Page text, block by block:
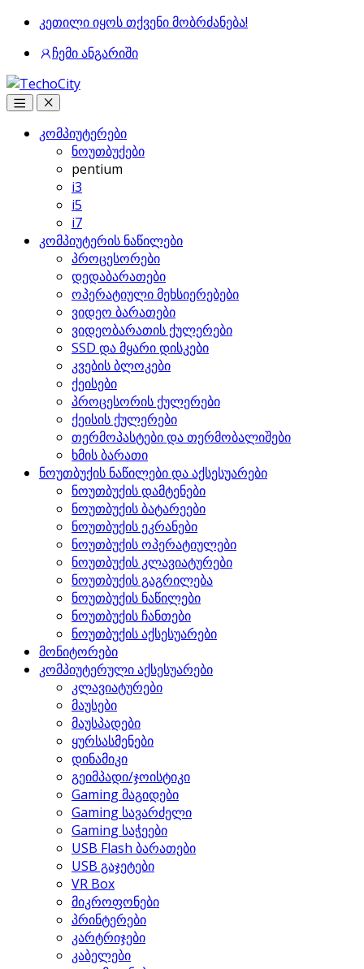
Skip
navigation
Skip
content
კეთილი იყოს თქვენი მობრძანება!
ჩემი ანგარიში
Open Close
კომპიუტერები
ნოუთბუქები
pentium
i3
i5
i7
კომპიუტერის ნაწილები
პროცესორები
დედაბარათები
ოპერატიული მეხსიერებები
ვიდეო ბარათები
ვიდეობარათის ქულერები
SSD და მყარი დისკები
კვების ბლოკები
ქეისები
პროცესორის ქულერები
ქეისის ქულერები
თერმოპასტები და თერმობალიშები
ხმის ბარათი
ნოუთბუქის ნაწილები და აქსესუარები
ნოუთბუქის დამტენები
ნოუთბუქის ბატარეები
ნოუთბუქის ეკრანები
ნოუთბუქის ოპერატიულები
ნოუთბუქის კლავიატურები
ნოუთბუქის გაგრილება
ნოუთბუქის ნაწილები
ნოუთბუქის ჩანთები
ნოუთბუქის აქსესუარები
მონიტორები
კომპიუტერული აქსესუარები
კლავიატურები
მაუსები
მაუსპადები
ყურსასმენები
დინამიკი
გეიმპადი/ჯოისტიკი
Gaming მაგიდები
Gaming სავარძელი
Gaming საჭეები
USB Flash ბარათები
USB გაჯეტები
VR Box
მიკროფონები
პრინტერები
კარტრიჯები
კაბელები